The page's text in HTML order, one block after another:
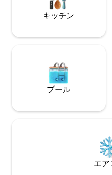
キッチン
プール
エア